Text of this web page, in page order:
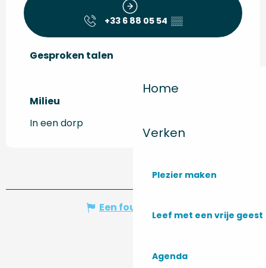
Home
Verken
Plezier maken
Leef met een vrije geest
Agenda
+33 6 88 05 54 ▒▒
Gesproken talen
Gesproken talen
Milieu
Milieu
In een dorp
Een fout melden